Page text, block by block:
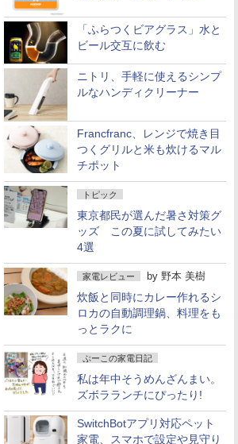
「ふらつくビアグラス」水と
ビール交互に飲む
ニトリ、手軽に使えるシンプ
ルなハンディクリーナー
Francfranc、レンジで焼き目
つくグリルと米も炊けるマル
チポット
トピック
東京都民が選んだ暑さ対策グ
ッズ この夏に試してみたい
4選
家電レビュー by 野本 美樹
炊飯と同時にカレー作れるシ
ロカの自動調理鍋、料理をも
っとラクに
ぷーこの家電日記
私は年中そうめんざんまい。
ズボラランチにぴったり!
SwitchBotアプリ対応ペット
家電、スマホで設定や見守り